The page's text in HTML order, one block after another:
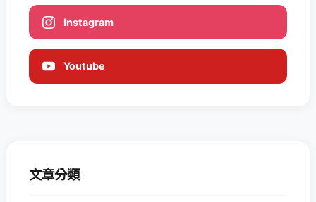
Instagram
Youtube
文章分類